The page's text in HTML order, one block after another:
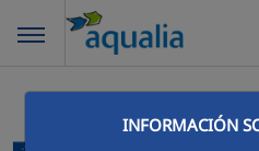
INFORMACIÓN